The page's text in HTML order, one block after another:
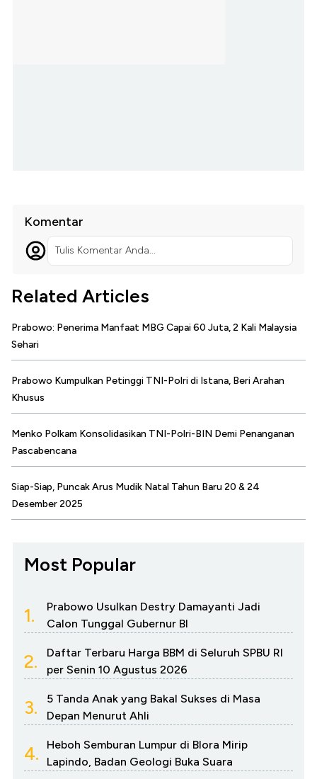
Komentar
Tulis Komentar Anda...
Related Articles
Prabowo: Penerima Manfaat MBG Capai 60 Juta, 2 Kali Malaysia
Sehari
Prabowo Kumpulkan Petinggi TNI-Polri di Istana, Beri Arahan
Khusus
Menko Polkam Konsolidasikan TNI-Polri-BIN Demi Penanganan
Pascabencana
Siap-Siap, Puncak Arus Mudik Natal Tahun Baru 20 & 24
Desember 2025
Most Popular
1.
Prabowo Usulkan Destry Damayanti Jadi
Calon Tunggal Gubernur BI
2.
Daftar Terbaru Harga BBM di Seluruh SPBU RI
per Senin 10 Agustus 2026
3.
5 Tanda Anak yang Bakal Sukses di Masa
Depan Menurut Ahli
4.
Heboh Semburan Lumpur di Blora Mirip
Lapindo, Badan Geologi Buka Suara